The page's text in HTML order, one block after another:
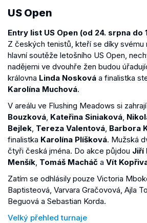
US Open
Entry list US Open (od 24. srpna do
Z českých tenistů, kteří se díky svému
hlavní soutěže letošního US Open,
nadějemi ve dvouhře žen budou
královna Linda Nosková a finalistka
Karolína Muchová.
V areálu ve Flushing Meadows si
Bouzková, Kateřina Siniaková,
Bejlek, Tereza Valentová, Barbora
finalistka Karolína Plíšková. Mužská
čtyři česká jména. Do akce půjdou Jiří
Menšík, Tomáš Macháč a Vít
Zatím se odhlásily pouze Victoria
Baptisteová, Varvara Gračovová, Ajla
Beguová a Sebastian Korda.
Velký přehled turnaje